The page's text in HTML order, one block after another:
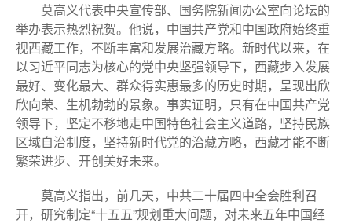
莫高义代表中央宣传部、国务院新闻办公室向论坛的
举办表示热烈祝贺。他说，中国共产党和中国政府始终重
视西藏工作，不断丰富和发展治藏方略。新时代以来，在
以习近平同志为核心的党中央坚强领导下，西藏步入发展
最好、变化最大、群众得实惠最多的历史时期，呈现出欣
欣向荣、生机勃勃的景象。事实证明，只有在中国共产党
领导下，坚定不移地走中国特色社会主义道路，坚持民族
区域自治制度，坚持新时代党的治藏方略，西藏才能不断
繁荣进步、开创美好未来。
莫高义指出，前几天，中共二十届四中全会胜利召
开，研究制定“十五五”规划重大问题，对未来五年中国经